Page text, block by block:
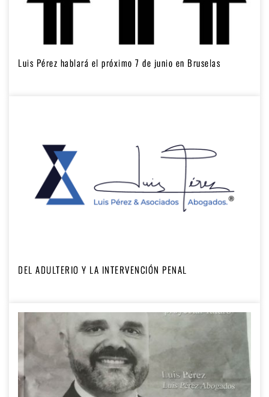
Luis Pérez hablará el próximo 7 de junio en Bruselas
DEL ADULTERIO Y LA INTERVENCIÓN PENAL